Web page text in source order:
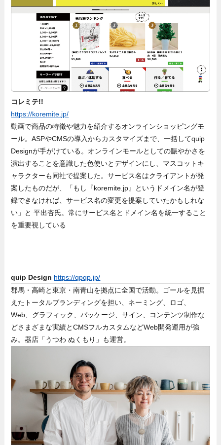
コレミテ!!
https://koremite.jp/
動画で商品の特徴や魅力を紹介するオンラインショッピングモ
ール。ASPやCMSの導入からカスタマイズまで、一括してquip
Designが手がけている。オンラインモールとしての賑やかさを
演出することを意識した色使いとデザインにし、マスコットキ
ャラクターも同社で提案した。サービス名はクライアントが発
案したものだが、「もし『koremite.jp』というドメイン名が登
録できなければ、サービス名の変更を提案していたかもしれな
い」と 平出杏氏。常にサービス名とドメイン名を統一すること
を重要視している
quip Design https://qpqp.jp/
郡馬・高崎と東京・南青山を拠点に全国で活動。ゴールを見据
えたトータルブランディングを担い、ネーミング、ロゴ、
Web、グラフィック、パッケージ、サイン、コンテンツ制作な
どさまざまな実績とCMSフルカスタムなどWeb開発運用が強
み。器店「うつわ ぬくもり」も運営。